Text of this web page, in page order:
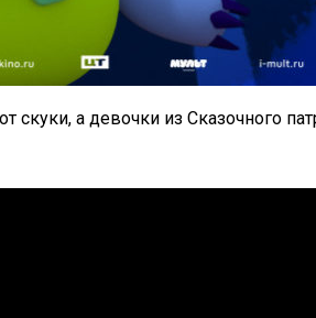
а девочки из Сказочного